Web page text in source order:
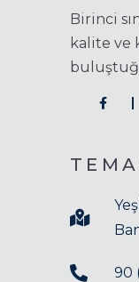
Birinci
kalite ve
90